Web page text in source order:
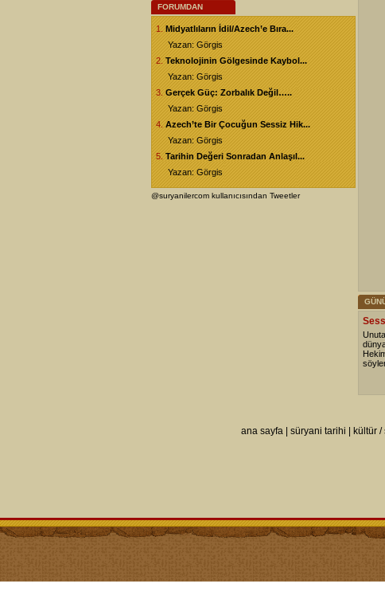
FORUMDAN
1.
Midyatlıların İdil/Azech’e Bıra...
Yazan: Görgis
2. Teknolojinin Gölgesinde Kaybol...
Yazan: Görgis
3. Gerçek Güç: Zorbalık Değil…..
Yazan: Görgis
4. Azech’te Bir Çocuğun Sessiz Hik...
Yazan: Görgis
5. Tarihin Değeri Sonradan Anlaşıl...
Yazan: Görgis
@suryanilercom kullanıcısından Tweetler
ana sayfa süryani tarihi kültür /